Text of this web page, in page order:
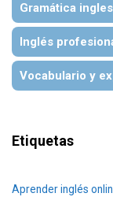
Gramática
Inglés
Vocabulario y
Etiquetas
Aprender inglés